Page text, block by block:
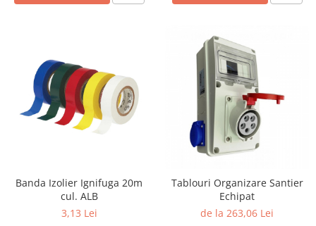
Banda Izolier Ignifuga 20m
cul. ALB
3,13 Lei
Tablouri Organizare Santier
Echipat
de la 263,06 Lei